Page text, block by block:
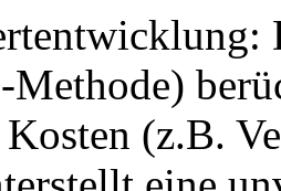
(z.B.